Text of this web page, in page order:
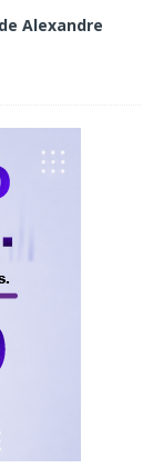
Alexandre